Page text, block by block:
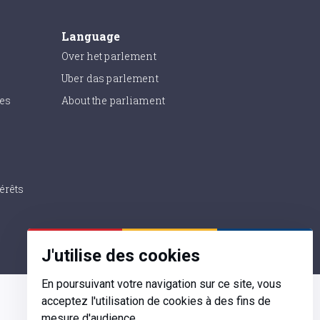
J'utilise des cookies
En poursuivant votre navigation sur ce site, vous
acceptez l'utilisation de cookies à des fins de
Language
Over het parlement
Uber das parlement
About the parliament